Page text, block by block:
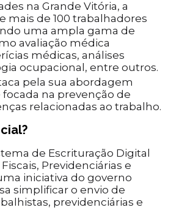
na Grande Vitória, a
mais de 100 trabalhadores
uma ampla gama de
avaliação médica
médicas, análises
ocupacional, entre outros.
pela sua abordagem
na prevenção de
relacionadas ao trabalho.
de Escrituração Digital
Previdenciárias e
iniciativa do governo
simplificar o envio de
previdenciárias e